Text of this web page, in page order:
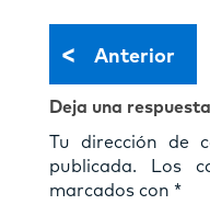
< Anterior
Deja una respuesta
Tu dirección de
publicada.
Los
marcados con *